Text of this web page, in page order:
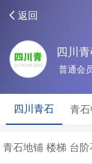
返回
四川
普通会
四川青石 青
青石地铺 楼梯 台